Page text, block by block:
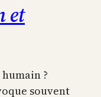
et
?
souvent